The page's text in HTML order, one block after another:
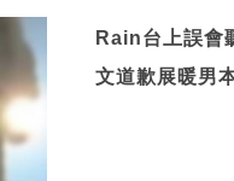
Rain台上誤會
文道歉展暖男